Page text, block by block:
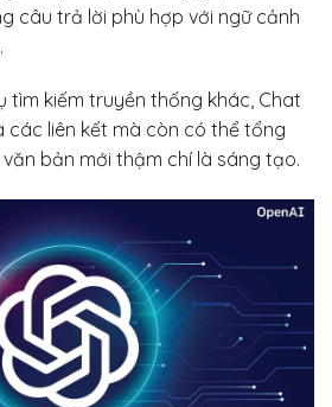
câu trả lời phù hợp với ngữ cảnh
tìm kiếm truyền thống khác, Chat
các liên kết mà còn có thể tổng
bản mới thậm chí là sáng tạo.